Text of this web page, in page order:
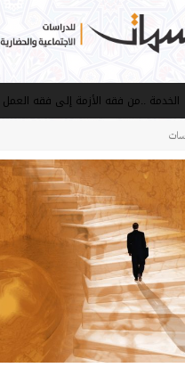
الخدمة ..من فقه الأزمة إلى فقه العمل
مصادر العلم وسببه
النـزعة التجديدية عند الأستاذ فتح الله كولن
هذا النهج نهج أصيل